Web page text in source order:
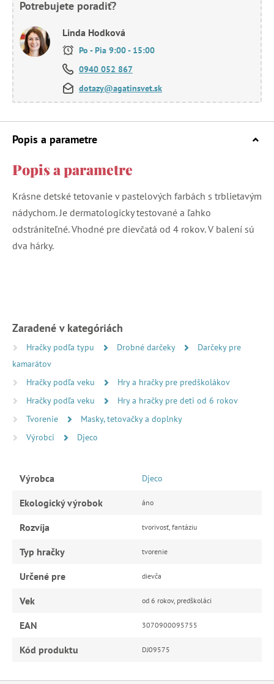
Potrebujete poradiť?
Linda Hodková
Po - Pia 9:00 - 15:00
0940 052 867
dotazy@agatinsvet.sk
Popis a parametre
Popis a parametre
Krásne detské tetovanie v pastelových farbách s trblietavým
nádychom. Je dermatologicky testované a ľahko
odstrániteľné. Vhodné pre dievčatá od 4 rokov. V balení sú
dva hárky.
Zaradené v kategóriách
Hračky podľa typu Drobné darčeky
Darčeky pre
kamarátov
Hračky podľa veku
Hry a hračky pre predškolákov
Hračky podľa veku
Hry a hračky pre deti od 6 rokov
Tvorenie
Masky, tetovačky a doplnky
Výrobci
Djeco
Výrobca Djeco
Ekologický výrobok áno
Rozvíja tvorivosť, fantáziu
Typ hračky tvorenie
Určené pre dievča
Vek od 6 rokov, predškoláci
EAN 3070900095755
Kód produktu DJ09575